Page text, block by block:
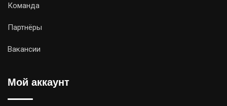
Команда
Партнёры
Вакансии
Мой аккаунт